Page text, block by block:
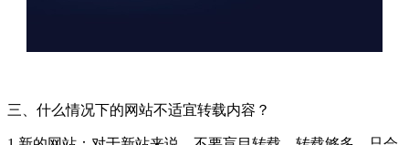
三、什么情况下的网站不适宜转载内容？